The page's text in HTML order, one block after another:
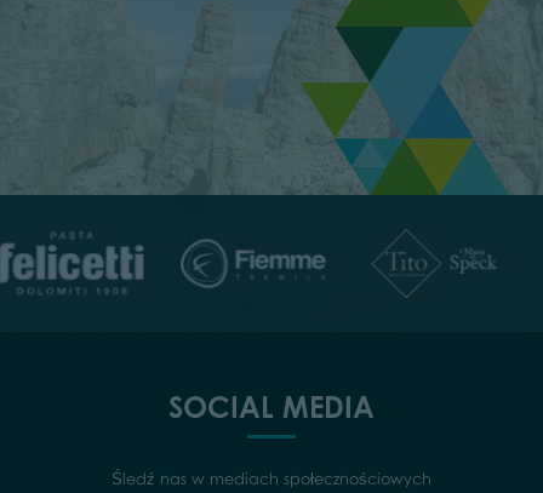
SOCIAL MEDIA
Śledź nas w mediach społecznościowych